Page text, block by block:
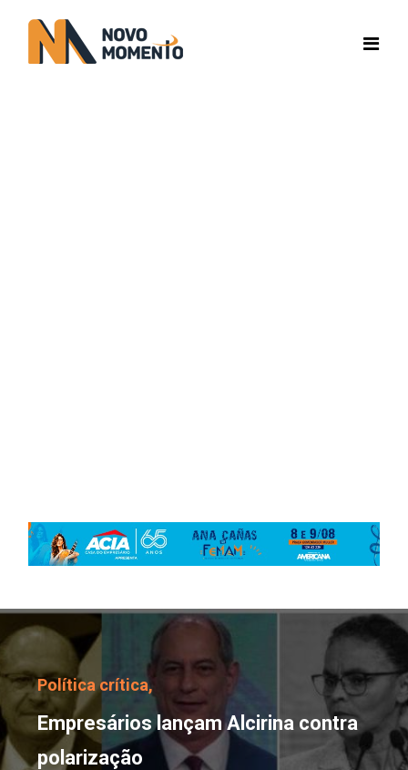
Empresários lançam
Política crítica,
Empresários lançam Alcirina contra
polarização